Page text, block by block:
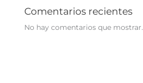
Comentarios recientes
No hay comentarios que mostrar.